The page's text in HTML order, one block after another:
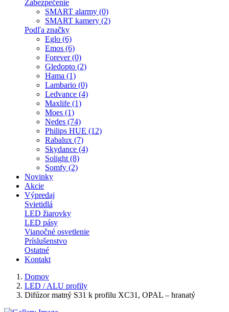
Zabezpečenie
SMART alarmy (0)
SMART kamery (2)
Podľa značky
Eglo (6)
Emos (6)
Forever (0)
Gledopto (2)
Hama (1)
Lambario (0)
Ledvance (4)
Maxlife (1)
Moes (1)
Nedes (74)
Philips HUE (12)
Rabalux (7)
Skydance (4)
Solight (8)
Somfy (2)
Novinky
Akcie
Výpredaj
Svietidlá
LED žiarovky
LED pásy
Vianočné osvetlenie
Príslušenstvo
Ostatné
Kontakt
Domov
LED / ALU profily
Difúzor matný S31 k profilu XC31, OPAL – hranatý